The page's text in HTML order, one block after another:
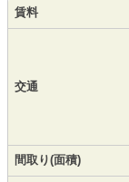
賃料
交通
間取り(面積)